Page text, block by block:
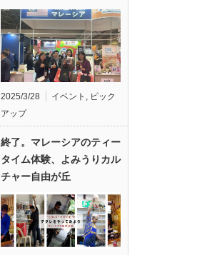
2025/3/28 イベント
ピック
アップ
終了。マレーシアのティー
タイム体験、よみうりカル
チャー自由が丘